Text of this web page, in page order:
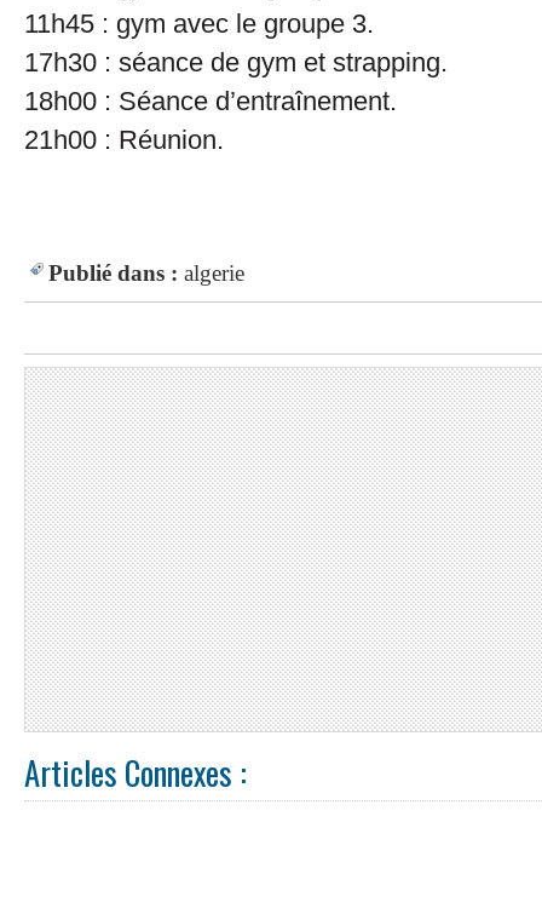
11h45 : gym avec le groupe 3.
17h30 : séance de gym et strapping.
18h00 : Séance d’entraînement.
21h00 : Réunion.
Publié dans : algerie
Articles Connexes :